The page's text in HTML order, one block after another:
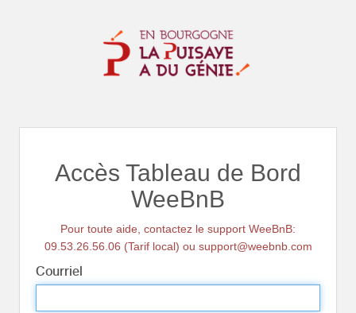
Accès Tableau de Bord
WeeBnB
Pour toute aide, contactez le support WeeBnB:
09.53.26.56.06 (Tarif local) ou support@weebnb.com
Courriel